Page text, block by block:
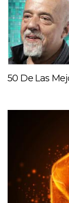
50 De Las